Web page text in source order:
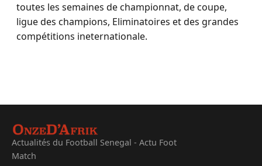
toutes les semaines de championnat, de coupe,
ligue des champions, Eliminatoires et des grandes
compétitions ineternationale.
Actualités du Football Senegal - Actu Foot
Match